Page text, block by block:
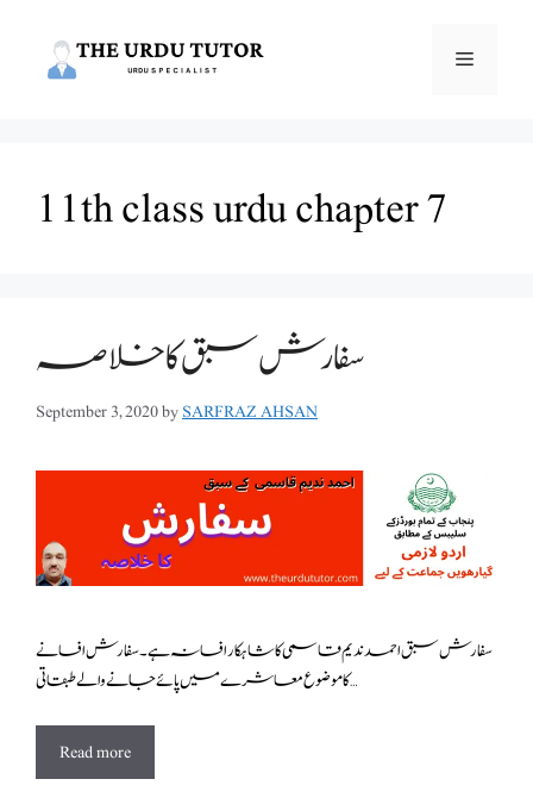
Menu
11th class urdu chapter 7
سفارش سبق کا خلاصہ
September 3, 2020bySARFRAZ AHSAN
سفارش سبق احمد ندیم قاسمی کا شاہکار افسانہ ہے ۔ سفارش افسانے
کا موضوع معاشرے میں پائے جانے والے طبقاتی …
Read more